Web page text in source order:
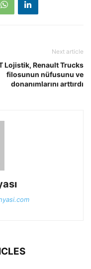
Next article
Lojistik, Renault Trucks
filosunun nüfusunu ve
donanımlarını arttırdı